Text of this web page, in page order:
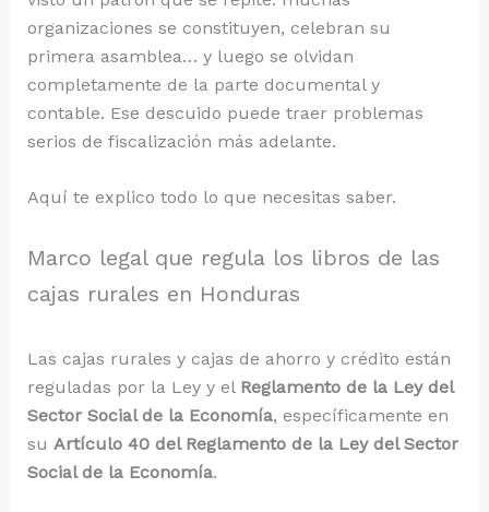
organizaciones se constituyen, celebran su
primera asamblea… y luego se olvidan
completamente de la parte documental y
contable. Ese descuido puede traer problemas
serios de fiscalización más adelante.
Aquí te explico todo lo que necesitas saber.
Marco legal que regula los libros de las
cajas rurales en Honduras
Las cajas rurales y cajas de ahorro y crédito están
reguladas por la Ley y el Reglamento de la Ley del
Sector Social de la Economía, específicamente en
su Artículo 40 del Reglamento de la Ley del Sector
Social de la Economía.